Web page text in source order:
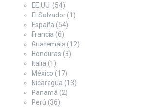
EE.UU. (54)
El Salvador (1)
España (54)
Francia (6)
Guatemala (12)
Honduras (3)
Italia (1)
México (17)
Nicaragua (13)
Panamá (2)
Perú (36)